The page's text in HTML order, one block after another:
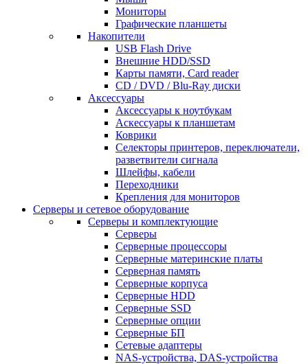
Мониторы
Графические планшеты
Накопители
USB Flash Drive
Внешние HDD/SSD
Карты памяти, Card reader
CD / DVD / Blu-Ray диски
Аксессуары
Аксессуары к ноутбукам
Аскессуары к планшетам
Коврики
Селекторы принтеров, переключатели,
разветвители сигнала
Шлейфы, кабели
Переходники
Крепления для мониторов
Серверы и сетевое оборудование
Серверы и комплектующие
Серверы
Серверные процессоры
Серверные материнские платы
Серверная память
Серверные корпуса
Серверные HDD
Серверные SSD
Серверные опции
Серверные БП
Сетевые адаптеры
NAS-устройства, DAS-устройства